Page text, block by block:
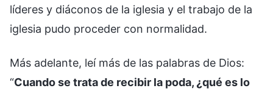
líderes y diáconos de la iglesia y el trabajo de la
iglesia pudo proceder con normalidad.
Más adelante, leí más de las palabras de Dios:
“Cuando se trata de recibir la poda, ¿qué es lo